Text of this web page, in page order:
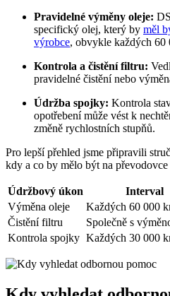
Pravidelné výměny oleje:
specifický olej, který by měl
výrobce, obvykle každých 60
Kontrola a čistění filtru:
pravidelné čistění nebo
Údržba spojky: Kontrola
opotřebení může vést k
změně rychlostních stupňů.
Pro lepší přehled jsme připravili
kdy a co by mělo být na
Údržbový úkon
Interval
Výměna oleje
Každých 60 000
Čistění filtru
Společně s
Kontrola spojky Každých 30 000